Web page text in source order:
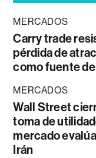
MERCADOS
Carry trade
pérdida de
como fuente
MERCADOS
Wall Street
toma de
mercado
Irán